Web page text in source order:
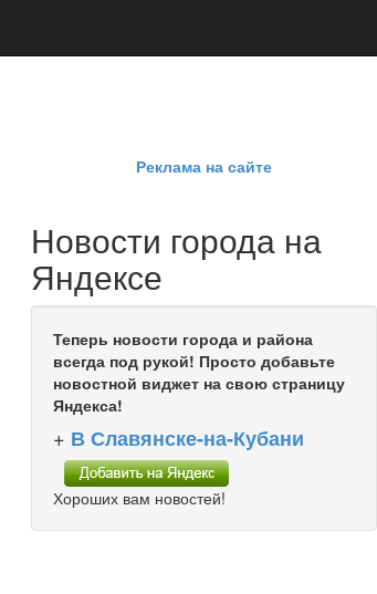
Реклама на сайте
Новости города на
Яндексе
Теперь новости города и района
всегда под рукой! Просто добавьте
новостной виджет на свою страницу
Яндекса!
+ В Славянске-на-Кубани
Хороших вам новостей!